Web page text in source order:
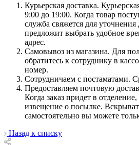
Курьерская доставка.
9:00 до 19:00. Когда товар
служба свяжется для
предложит выбрать удобное
адрес.
Самовывоз из магазина. Для
обратитесь к сотруднику в
номер.
Сотрудничаем с постаматами.
Предоставляем почтовую
Когда заказ придет в
извещение о посылке.
самостоятельно вы можете
Назад к списку